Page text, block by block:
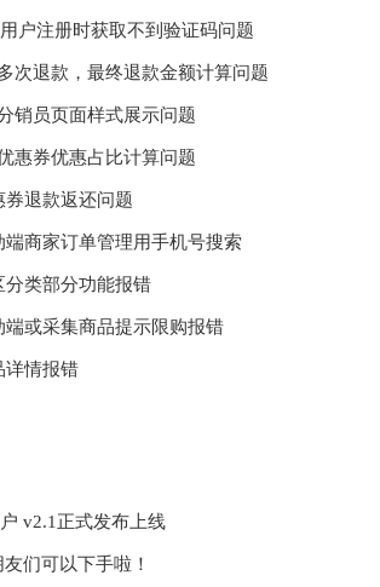
户注册时获取不到验证码问题
次退款，最终退款金额计算问题
销员页面样式展示问题
惠券优惠占比计算问题
券退款返还问题
端商家订单管理用手机号搜索
分类部分功能报错
端或采集商品提示限购报错
详情报错
v2.1正式发布上线
们可以下手啦！